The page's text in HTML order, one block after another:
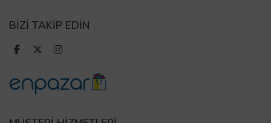
BİZİ TAKİP EDİN